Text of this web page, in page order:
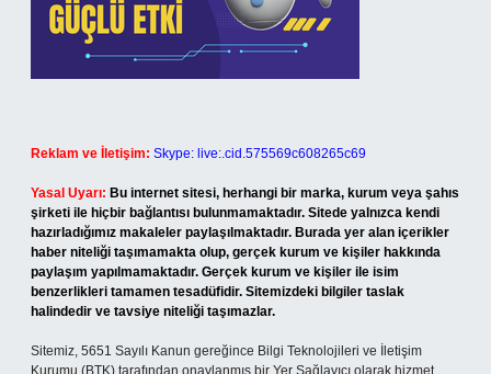
Reklam ve İletişim: Skype: live:.cid.575569c608265c69
Yasal Uyarı: Bu internet sitesi, herhangi bir marka, kurum veya şahıs
şirketi ile hiçbir bağlantısı bulunmamaktadır. Sitede yalnızca kendi
hazırladığımız makaleler paylaşılmaktadır. Burada yer alan içerikler
haber niteliği taşımamakta olup, gerçek kurum ve kişiler hakkında
paylaşım yapılmamaktadır. Gerçek kurum ve kişiler ile isim
benzerlikleri tamamen tesadüfidir. Sitemizdeki bilgiler taslak
halindedir ve tavsiye niteliği taşımazlar.
Sitemiz, 5651 Sayılı Kanun gereğince Bilgi Teknolojileri ve İletişim
Kurumu (BTK) tarafından onaylanmış bir Yer Sağlayıcı olarak hizmet